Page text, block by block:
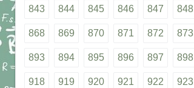
843 844 845 846 847 848
868 869 870 871 872 873
893 894 895 896 897 898
918 919 920 921 922 923